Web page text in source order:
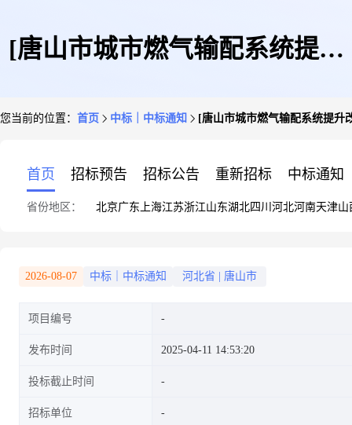
[唐山市城市燃气输配系统提升
您当前的位置： 首页 中标｜中标通知 [唐山市城市燃气输配系统提升
首页 招标预告 招标公告 重新招标 中标通知
省份地区： 北京广东 上海江苏浙江山东湖北四川 河北河南天津山
2026-08-07 中标｜中标通知 河北省 唐山市
项目编号
发布时间 2025-04-11 14:53:20
投标截止时间
招标单位